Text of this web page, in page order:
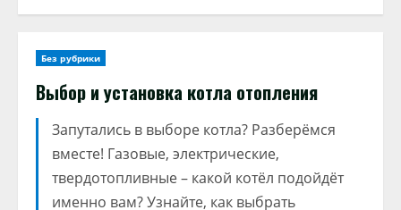
Без рубрики
Выбор и установка котла отопления
Запутались в выборе котла? Разберёмся
вместе! Газовые, электрические,
твердотопливные – какой котёл подойдёт
именно вам? Узнайте, как выбрать